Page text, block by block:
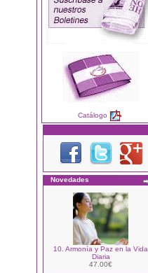
Catálogo
Novedades
10. Armonía y Paz en la Vida
Diaria
47.00€